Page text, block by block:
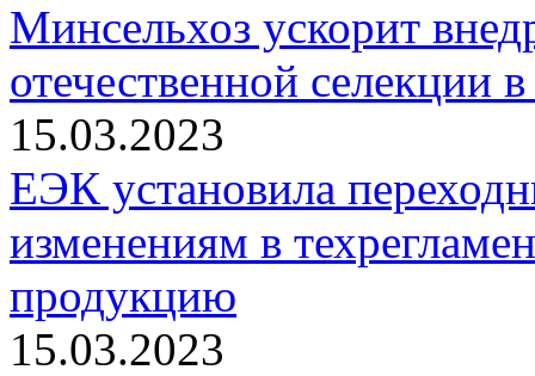
Минсельхоз ускорит
отечественной селекции
15.03.2023
ЕЭК установила
изменениям в
продукцию
15.03.2023